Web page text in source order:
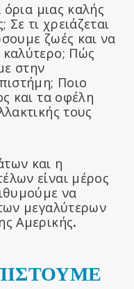
όρια μιας καλής
Σε τι χρειάζεται
ζωές και να
Πώς
στην
Ποιο
και τα οφέλη
τους
και η
είναι μέρος
να
μεγαλύτερων
Αμερικής.